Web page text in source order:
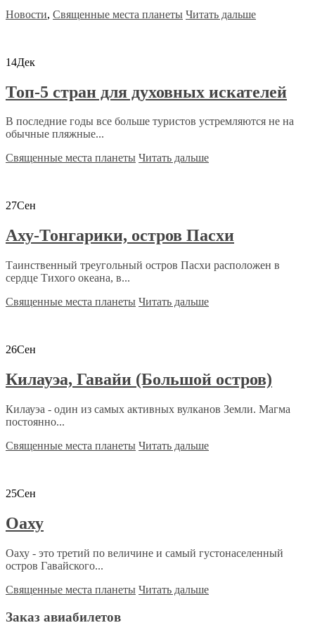
Новости, Священные места планеты Читать дальше
14Дек
Топ-5 стран для духовных искателей
В последние годы все больше туристов устремляются не на
обычные пляжные...
Священные места планеты Читать дальше
27Сен
Аху-Тонгарики, остров Пасхи
Таинственный треугольный остров Пасхи расположен в
сердце Тихого океана, в...
Священные места планеты Читать дальше
26Сен
Килауэа, Гавайи (Большой остров)
Килауэа - один из самых активных вулканов Земли. Магма
постоянно...
Священные места планеты Читать дальше
25Сен
Оаху
Оаху - это третий по величине и самый густонаселенный
остров Гавайского...
Священные места планеты Читать дальше
Заказ авиабилетов